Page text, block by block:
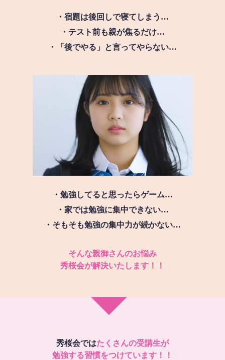
・宿題は後回しで寝てしまう…
・テスト前も親が焦るだけ…
・「後でやる」と言ってやらない…
・勉強してると思ったらゲーム…
・家では勉強に集中できない…
・そもそも勉強の集中力が続かない…
そんな親御さんのお悩み
秀桜会が解決いたします！！
秀桜会ではたくさんの受講生が
勉強する習慣をつけています！！